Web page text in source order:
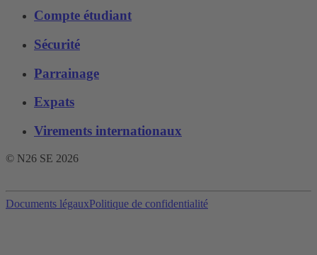
Compte étudiant
Sécurité
Parrainage
Expats
Virements internationaux
© N26 SE 2026
Documents légauxPolitique de confidentialité